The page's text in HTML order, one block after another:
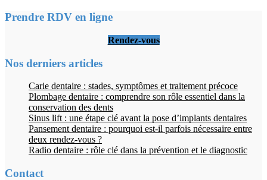
Prendre RDV en ligne
Rendez-vous
Nos derniers articles
Carie dentaire : stades, symptômes et traitement précoce
Plombage dentaire : comprendre son rôle essentiel dans la
conservation des dents
Sinus lift : une étape clé avant la pose d’implants dentaires
Pansement dentaire : pourquoi est-il parfois nécessaire entre
deux rendez-vous ?
Radio dentaire : rôle clé dans la prévention et le diagnostic
Contact